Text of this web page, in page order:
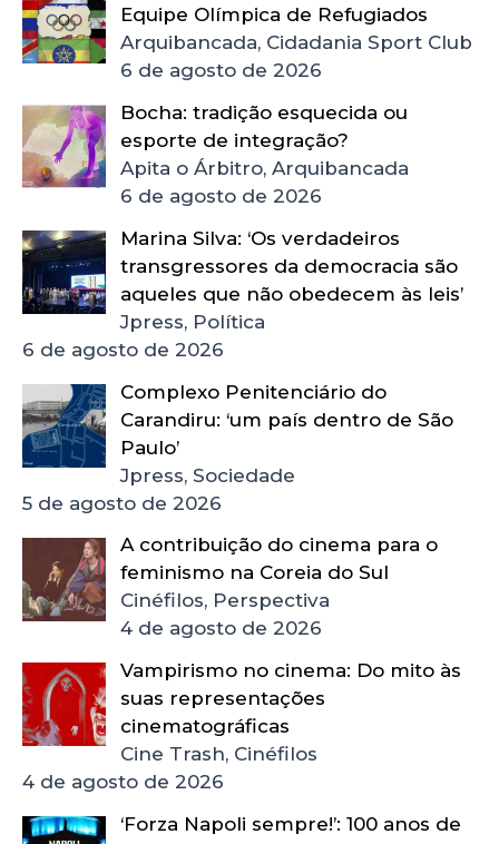
Equipe Olímpica de Refugiados
Arquibancada, Cidadania Sport Club
6 de agosto de 2026
Bocha: tradição esquecida ou
esporte de integração?
Apita o Árbitro, Arquibancada
6 de agosto de 2026
Marina Silva: ‘Os verdadeiros
transgressores da democracia são
aqueles que não obedecem às leis’
Jpress, Política
6 de agosto de 2026
Complexo Penitenciário do
Carandiru: ‘um país dentro de São
Paulo’
Jpress, Sociedade
5 de agosto de 2026
A contribuição do cinema para o
feminismo na Coreia do Sul
Cinéfilos, Perspectiva
4 de agosto de 2026
Vampirismo no cinema: Do mito às
suas representações
cinematográficas
Cine Trash, Cinéfilos
4 de agosto de 2026
‘Forza Napoli sempre!’: 100 anos de